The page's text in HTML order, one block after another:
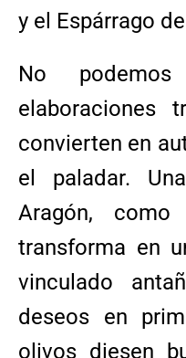
y el Espárrago
No podemos
elaboraciones
convierten en
el paladar.
Aragón,
transforma en
vinculado
deseos en
olivos diesen